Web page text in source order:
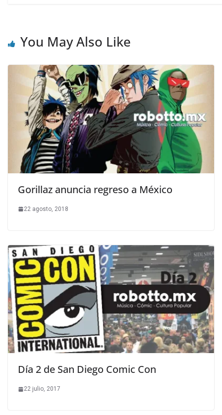
You May Also Like
Gorillaz anuncia regreso a México
22 agosto, 2018
Día 2 de San Diego Comic Con
22 julio, 2017